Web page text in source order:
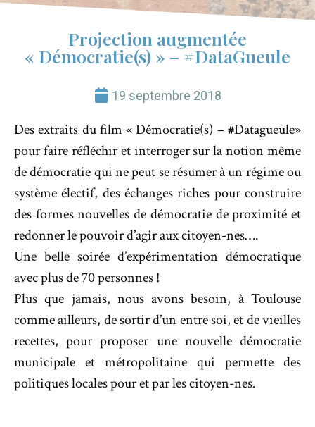
Projection augmentée
« Démocratie(s) » – #DataGueule
19 septembre 2018
Des extraits du film « Démocratie(s) – #Datagueule»
pour faire réfléchir et interroger sur la notion même
de démocratie qui ne peut se résumer à un régime ou
système électif, des échanges riches pour construire
des formes nouvelles de démocratie de proximité et
redonner le pouvoir d’agir aux citoyen-nes….
Une belle soirée d’expérimentation démocratique
avec plus de 70 personnes !
Plus que jamais, nous avons besoin, à Toulouse
comme ailleurs, de sortir d’un entre soi, et de vieilles
recettes, pour proposer une nouvelle démocratie
municipale et métropolitaine qui permette des
politiques locales pour et par les citoyen-nes.